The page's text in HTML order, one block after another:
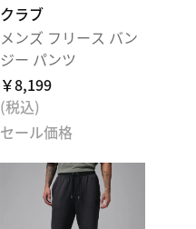
クラブ
メンズ フリース バン
ジー パンツ
￥8,199
(税込)
セール価格